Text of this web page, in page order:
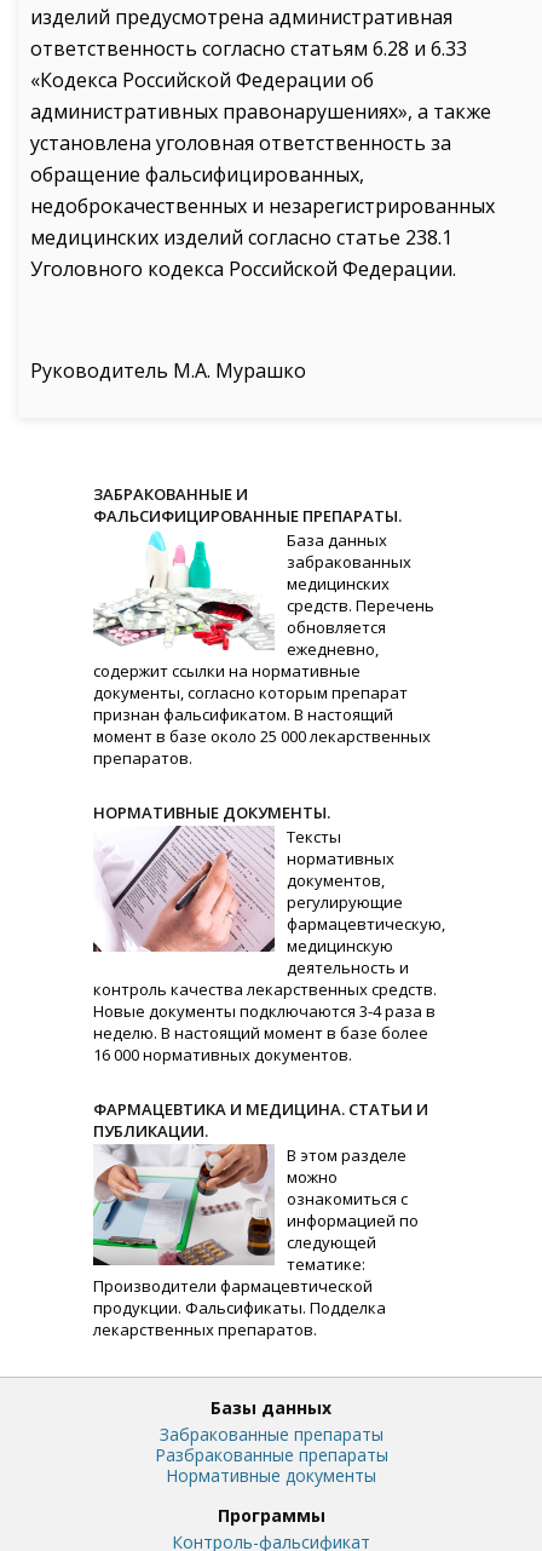
изделий предусмотрена административная
ответственность согласно статьям 6.28 и 6.33
«Кодекса Российской Федерации об
административных правонарушениях», а также
установлена уголовная ответственность за
обращение фальсифицированных,
недоброкачественных и незарегистрированных
медицинских изделий согласно статье 238.1
Уголовного кодекса Российской Федерации.
Руководитель М.А. Мурашко
ЗАБРАКОВАННЫЕ И
ФАЛЬСИФИЦИРОВАННЫЕ ПРЕПАРАТЫ.
База данных
забракованных
медицинских
средств. Перечень
обновляется
ежедневно,
содержит ссылки на нормативные
документы, согласно которым препарат
признан фальсификатом. В настоящий
момент в базе около 25 000 лекарственных
препаратов.
НОРМАТИВНЫЕ ДОКУМЕНТЫ.
Тексты
нормативных
документов,
регулирующие
фармацевтическую,
медицинскую
деятельность и
контроль качества лекарственных средств.
Новые документы подключаются 3-4 раза в
неделю. В настоящий момент в базе более
16 000 нормативных документов.
ФАРМАЦЕВТИКА И МЕДИЦИНА. СТАТЬИ И
ПУБЛИКАЦИИ.
В этом разделе
можно
ознакомиться с
информацией по
следующей
тематике:
Производители фармацевтической
продукции. Фальсификаты. Подделка
лекарственных препаратов.
Базы данных
Забракованные препараты
Разбракованные препараты
Нормативные документы
Программы
Контроль-фальсификат